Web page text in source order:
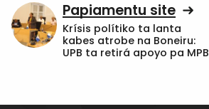
Papiamentu site
Krísis polítiko ta lanta
kabes atrobe na Boneiru:
UPB ta retirá apoyo pa MPB